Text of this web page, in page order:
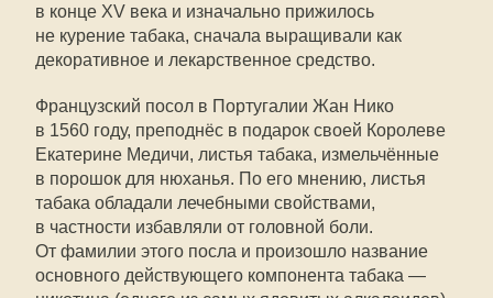
в конце XV века и изначально прижилось
не курение табака, сначала выращивали как
декоративное и лекарственное средство.
Французский посол в Португалии Жан Нико
в 1560 году, преподнёс в подарок своей Королеве
Екатерине Медичи, листья табака, измельчённые
в порошок для нюханья. По его мнению, листья
табака обладали лечебными свойствами,
в частности избавляли от головной боли.
От фамилии этого посла и произошло название
основного действующего компонента табака —